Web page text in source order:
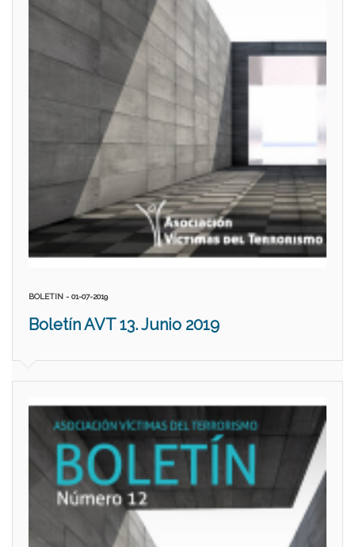
BOLETIN - 01-07-2019
Boletín AVT 13. Junio 2019